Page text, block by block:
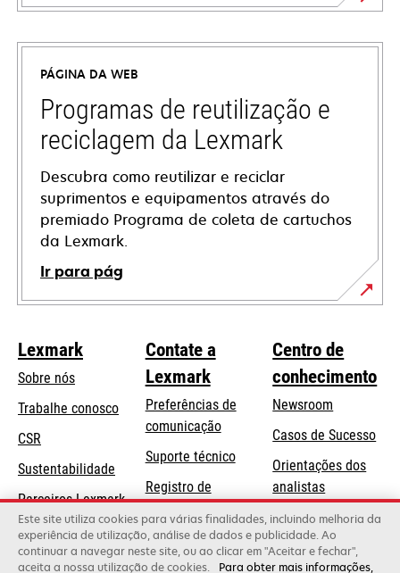
abre
em
nova
guia
PÁGINA DA WEB
Programas de reutilização e
reciclagem da Lexmark
Descubra como reutilizar e reciclar
suprimentos e equipamentos através do
premiado Programa de coleta de cartuchos
da Lexmark.
Ir para pág
Lexmark
Sobre nós
Trabalhe conosco
CSR
Sustentabilidade
Parceiros Lexmark
Contate a
Lexmark
Preferências de
comunicação
Suporte técnicoabre
uma
nova
guia
Registro de
produtos
Onde comprar
Centro de
conhecimento
Newsroom
Casos de Sucesso
Orientações dos
analistas
Blog Lexmark
Este site utiliza cookies para várias finalidades, incluindo melhoria da
experiência de utilização, análise de dados e publicidade. Ao
continuar a navegar neste site, ou ao clicar em "Aceitar e fechar",
aceita a nossa utilização de cookies.
Para obter mais informações,